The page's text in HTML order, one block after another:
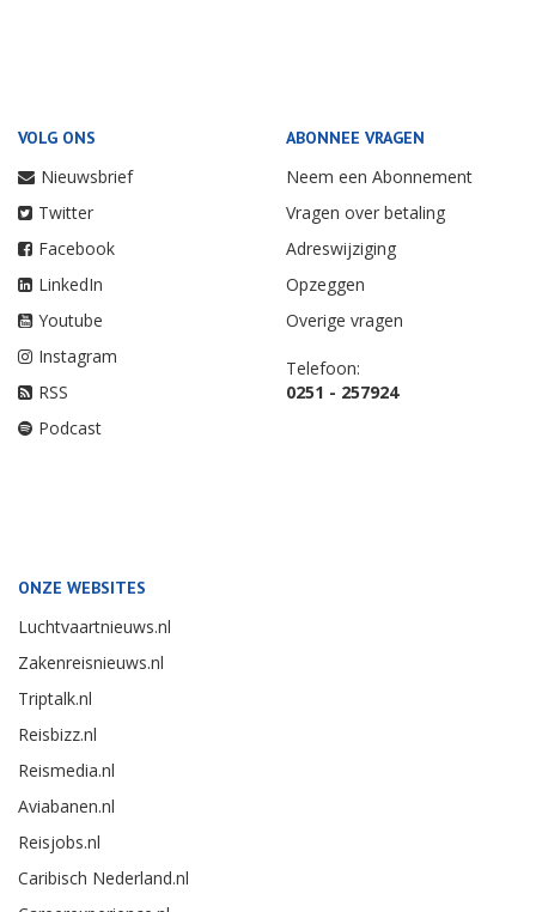
VOLG ONS
Nieuwsbrief
Twitter
Facebook
LinkedIn
Youtube
Instagram
RSS
Podcast
ABONNEE VRAGEN
Neem een Abonnement
Vragen over betaling
Adreswijziging
Opzeggen
Overige vragen
Telefoon:
0251 - 257924
ONZE WEBSITES
Luchtvaartnieuws.nl
Zakenreisnieuws.nl
Triptalk.nl
Reisbizz.nl
Reismedia.nl
Aviabanen.nl
Reisjobs.nl
Caribisch Nederland.nl